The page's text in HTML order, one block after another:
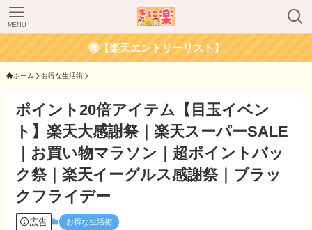
MENU
🉐【楽天エントリーリスト】
ホーム お得な生活術
ポイント20倍アイテム【目玉イベン
ト】楽天大感謝祭｜楽天スーパーSALE
｜お買い物マラソン｜超ポイントバッ
ク祭｜楽天イーグルス感謝祭｜ブラッ
クフライデー
広告 お得な生活術